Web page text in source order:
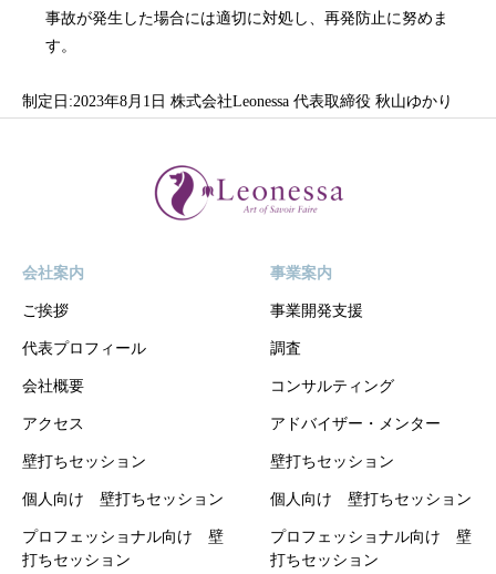
事故が発生した場合には適切に対処し、再発防止に努めま
す。
制定日:2023年8月1日 株式会社Leonessa 代表取締役 秋山ゆかり
会社案内
ご挨拶
代表プロフィール
会社概要
アクセス
壁打ちセッション
個人向け 壁打ちセッション
プロフェッショナル向け 壁
打ちセッション
事業案内
事業開発支援
調査
コンサルティング
アドバイザー・メンター
壁打ちセッション
個人向け 壁打ちセッション
プロフェッショナル向け 壁
打ちセッション